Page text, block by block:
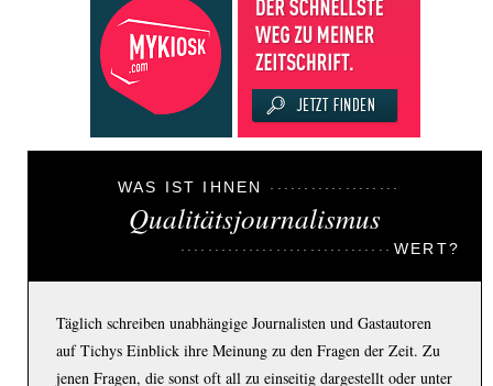
WAS IST IHNEN
Qualitätsjournalismus
WERT?
Täglich schreiben unabhängige Journalisten und Gastautoren
auf Tichys Einblick ihre Meinung zu den Fragen der Zeit. Zu
jenen Fragen, die sonst oft all zu einseitig dargestellt oder unter